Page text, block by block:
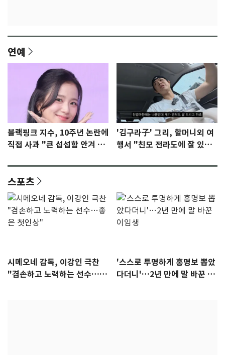
연예
블랙핑크 지수, 10주년 논란에
직접 사과 "큰 섭섭함 안겨 미
'김구라子' 그리, 할머니외 여
행서 "친모 전라도에 잘 있
스포츠
시메오네 감독, 이강인 극찬
"겸손하고 노력하는 선수…좋
'스스로 투명하게 홍명보 뽑았
다더니'…2년 만에 말 바꾼 이